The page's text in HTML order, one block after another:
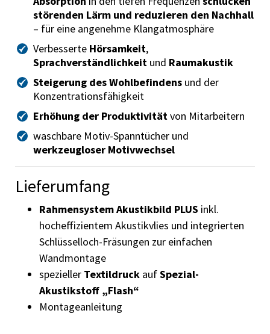
störenden Lärm und reduzieren den Nachhall
– für eine angenehme Klangatmosphäre
Verbesserte Hörsamkeit,
Sprachverständlichkeit und Raumakustik
Steigerung des Wohlbefindens und der
Konzentrationsfähigkeit
Erhöhung der Produktivitätvon Mitarbeitern
waschbare Motiv-Spanntücher und
werkzeugloser Motivwechsel
Lieferumfang
Rahmensystem Akustikbild PLUS inkl.
hocheffizientem Akustikvlies und integrierten
Schlüsselloch-Fräsungen zur einfachen
Wandmontage
spezieller Textildruck aufSpezial-
Akustikstoff „Flash“
Montageanleitung